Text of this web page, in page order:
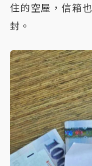
住的空屋，信箱
封。